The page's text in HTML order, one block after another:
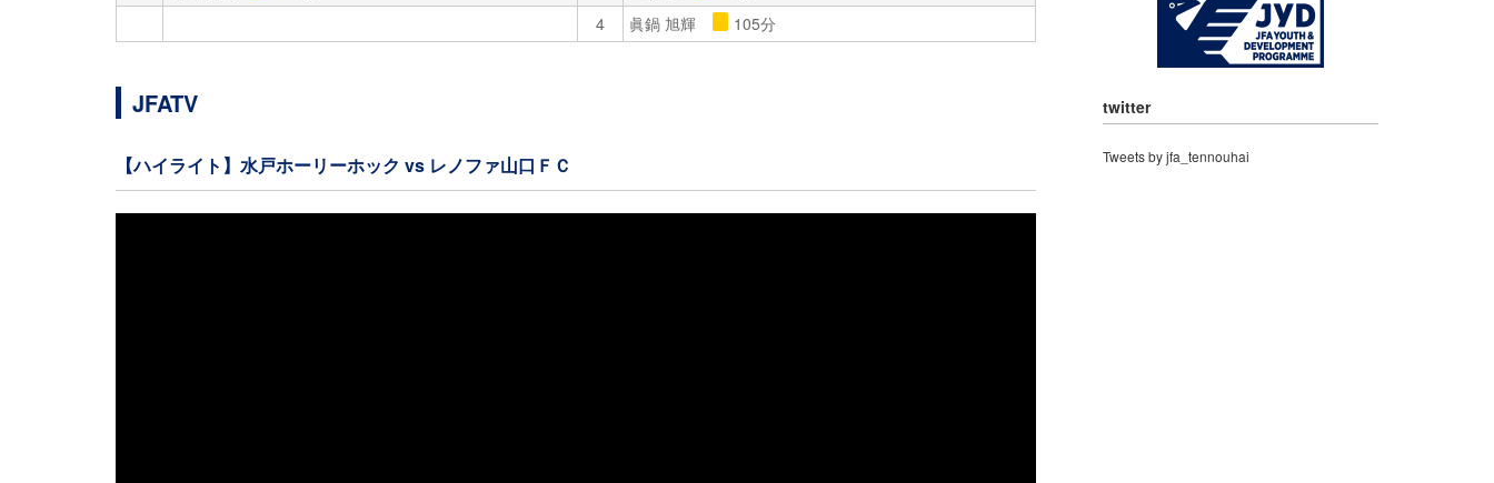
4
眞鍋 旭輝 105分
JFATV
【ハイライト】水戸ホーリーホック vs レノファ山口ＦＣ
twitter
Tweets by jfa_tennouhai